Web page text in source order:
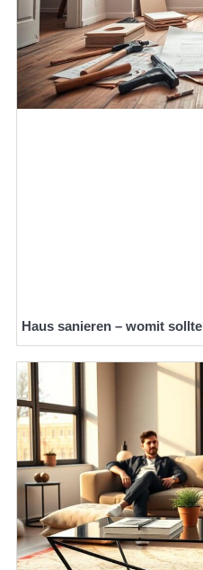
Haus sanieren – womit